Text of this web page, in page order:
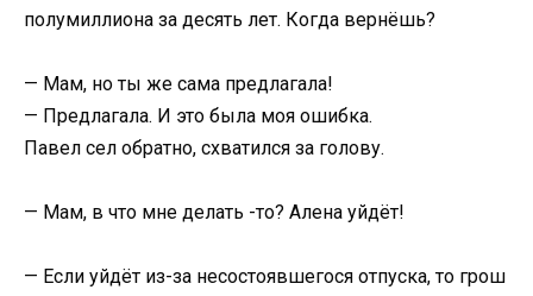
полумиллиона за десять лет. Когда вернёшь?
— Мам, но ты же сама предлагала!
— Предлагала. И это была моя ошибка.
Павел сел обратно, схватился за голову.
— Мам, в что мне делать -то? Алена уйдёт!
— Если уйдёт из-за несостоявшегося отпуска, то грош